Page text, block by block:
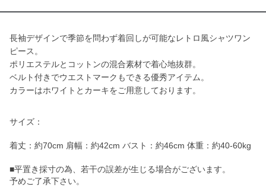
長袖デザインで季節を問わず着回しが可能なレトロ風シャツワン
ピース。
ポリエステルとコットンの混合素材で着心地抜群。
ベルト付きでウエストマークもできる優秀アイテム。
カラーはホワイトとカーキをご用意しております。
サイズ：
着丈：約70cm 肩幅：約42cm バスト：約46cm 体重：約40-60kg
■平置き採寸の為、若干の誤差が生じる場合がございます。
予めご了承下さい。